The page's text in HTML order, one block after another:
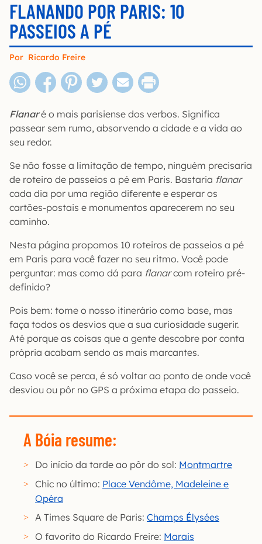
FLANANDO POR PARIS: 10
PASSEIOS A PÉ
Por Ricardo Freire
Flanaré o mais parisiense dos verbos. Significa
passear sem rumo, absorvendo a cidade e a vida ao
seu redor.
Se não fosse a limitação de tempo, ninguém precisaria
de roteiro de passeios a pé em Paris. Bastaria flanar
cada dia por uma região diferente e esperar os
cartões-postais e monumentos aparecerem no seu
caminho.
Nesta página propomos 10 roteiros de passeios a pé
em Paris para você fazer no seu ritmo. Você pode
perguntar: mas como dá para flanarcom roteiro pré-
definido?
Pois bem: tome o nosso itinerário como base, mas
faça todos os desvios que a sua curiosidade sugerir.
Até porque as coisas que a gente descobre por conta
própria acabam sendo as mais marcantes.
Caso você se perca, é só voltar ao ponto de onde você
desviou ou pôr no GPS a próxima etapa do passeio.
A Bóia resume:
Do início da tarde ao pôr do sol: Montmartre
Chic no último: Place Vendôme, Madeleine e
Opéra
A Times Square de Paris: Champs Élysées
O favorito do Ricardo Freire: Marais